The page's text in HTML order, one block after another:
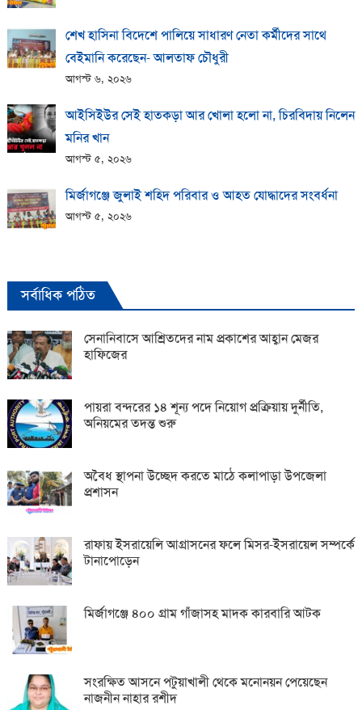
শেখ হাসিনা বিদেশে পালিয়ে সাধারণ নেতা কর্মীদের সাথে
বেইমানি করেছেন- আলতাফ চৌধুরী
আগস্ট ৬, ২০২৬
আইসিইউর সেই হাতকড়া আর খোলা হলো না, চিরবিদায় নিলেন
মনির খান
আগস্ট ৫, ২০২৬
মির্জাগঞ্জে জুলাই শহিদ পরিবার ও আহত যোদ্ধাদের সংবর্ধনা
আগস্ট ৫, ২০২৬
সর্বাধিক পঠিত
সেনানিবাসে আশ্রিতদের নাম প্রকাশের আহ্বান মেজর
হাফিজের
পায়রা বন্দরের ১৪ শূন্য পদে নিয়োগ প্রক্রিয়ায় দুর্নীতি,
অনিয়মের তদন্ত শুরু
অবৈধ স্থাপনা উচ্ছেদ করতে মাঠে কলাপাড়া উপজেলা
প্রশাসন
রাফায় ইসরায়েলি আগ্রাসনের ফলে মিসর-ইসরায়েল সম্পর্কে
টানাপোড়েন
মির্জাগঞ্জে ৪০০ গ্রাম গাঁজাসহ মাদক কারবারি আটক
সংরক্ষিত আসনে পটুয়াখালী থেকে মনোনয়ন পেয়েছেন
নাজনীন নাহার রশীদ